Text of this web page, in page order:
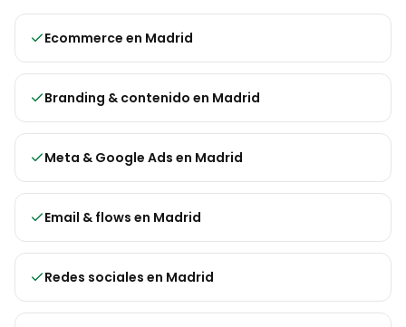
Ecommerce en Madrid
Branding & contenido en Madrid
Meta & Google Ads en Madrid
Email & flows en Madrid
Redes sociales en Madrid